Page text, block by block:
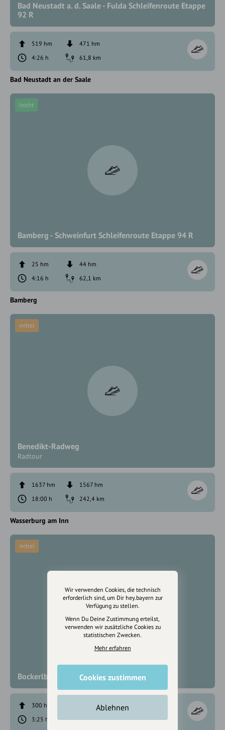
Bad Neustadt a. d. Saale - Fulda Schleifenroute Etappe
92 R
519 hm
471 hm
4:26 h
61,8 km
Bad Neustadt an der Saale
Bamberg - Schweinfurt Schleifenroute Etappe 94 R
leicht
25 hm
44 hm
4:16 h
62,1 km
Bamberg
Benedikt-Radweg
Radtour
mittel
1637 hm
1567 hm
18:00 h
242,4 km
Wasserburg am Inn
Bockerlbahn Radweg
mittel
300 hm
259 hm
3:25 h
48,2 km
Wir verwenden Cookies, die technisch
erforderlich sind, um Dir hey.bayern zur
Verfügung zu stellen.
Wenn Du Deine Zustimmung erteilst,
verwenden wir zusätzliche Cookies zu
statistischen Zwecken.
Mehr erfahren
Cookies zustimmen
Ablehnen